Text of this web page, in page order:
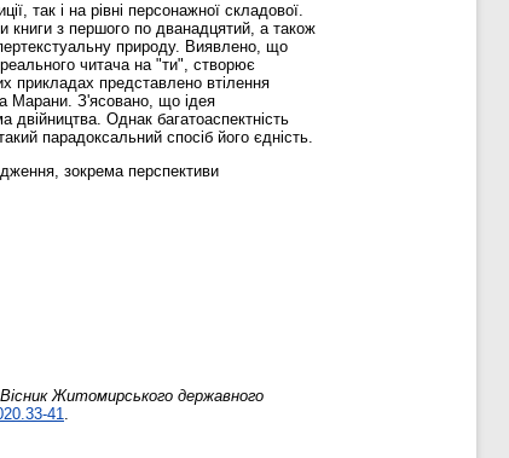
так і на рівні персонажної складової.
книги з першого по дванадцятий, а також
природу. Виявлено, що
читача на "ти", створює
прикладах представлено втілення
Марани. З'ясовано, що ідея
двійництва. Однак багатоаспектність
парадоксальний спосіб його єдність.
зокрема перспективи
Вісник Житомирського державного
41.